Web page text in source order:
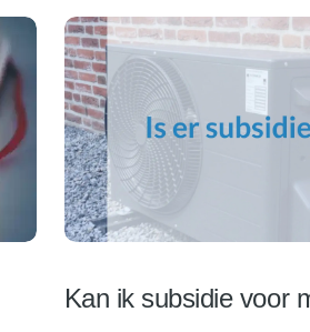
Kan ik subsidie voor